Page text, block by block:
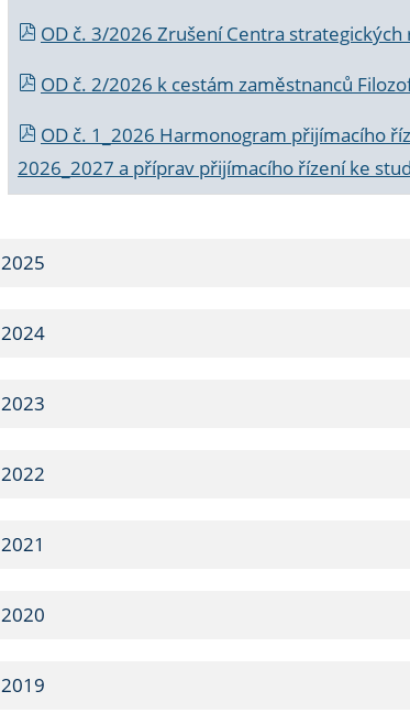
OD č. 3/2026 Zrušení Centra
OD č. 2/2026 k cestám zaměstnanců
OD č. 1_2026 Harmonogram přijímacího
2026_2027 a příprav přijímacího řízení ke
2025
2024
2023
2022
2021
2020
2019